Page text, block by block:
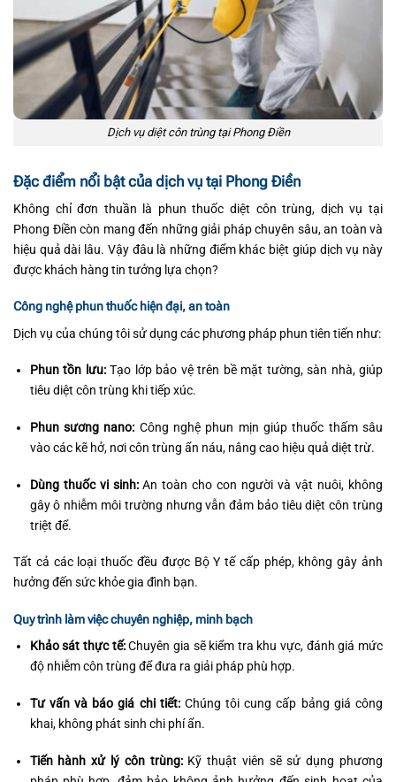
Dịch vụ diệt côn trùng tại Phong Điền
Đặc điểm nổi bật của dịch vụ tại Phong Điền
Không chỉ đơn thuần là phun thuốc diệt côn trùng, dịch vụ tại
Phong Điền còn mang đến những giải pháp chuyên sâu, an toàn và
hiệu quả dài lâu. Vậy đâu là những điểm khác biệt giúp dịch vụ này
được khách hàng tin tưởng lựa chọn?
Công nghệ phun thuốc hiện đại, an toàn
Dịch vụ của chúng tôi sử dụng các phương pháp phun tiên tiến như:
Phun tồn lưu:Tạo lớp bảo vệ trên bề mặt tường, sàn nhà, giúp
tiêu diệt côn trùng khi tiếp xúc.
Phun sương nano: Công nghệ phun mịn giúp thuốc thấm sâu
vào các kẽ hở, nơi côn trùng ẩn náu, nâng cao hiệu quả diệt trừ.
Dùng thuốc vi sinh:An toàn cho con người và vật nuôi, không
gây ô nhiễm môi trường nhưng vẫn đảm bảo tiêu diệt côn trùng
triệt để.
Tất cả các loại thuốc đều được Bộ Y tế cấp phép, không gây ảnh
hưởng đến sức khỏe gia đình bạn.
Quy trình làm việc chuyên nghiệp, minh bạch
Khảo sát thực tế:Chuyên gia sẽ kiểm tra khu vực, đánh giá mức
độ nhiễm côn trùng để đưa ra giải pháp phù hợp.
Tư vấn và báo giá chi tiết:Chúng tôi cung cấp bảng giá công
khai, không phát sinh chi phí ẩn.
Tiến hành xử lý côn trùng:Kỹ thuật viên sẽ sử dụng phương